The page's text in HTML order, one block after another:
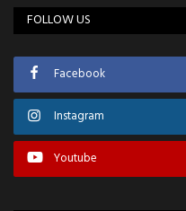
FOLLOW US
Facebook
Instagram
Youtube